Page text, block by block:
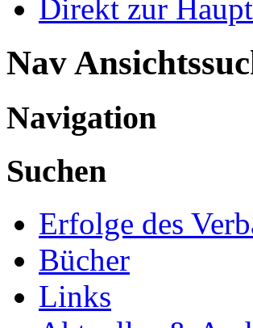
Direkt zur
Nav
Navigation
Suchen
Erfolge des
Bücher
Links